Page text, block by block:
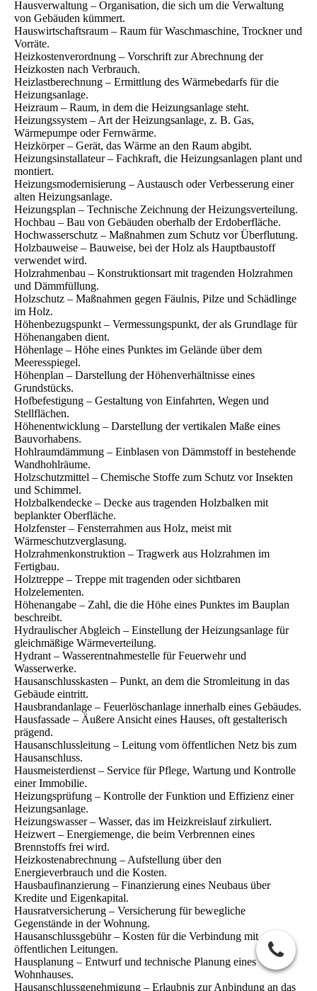
Hausverwaltung – Organisation, die sich um die Verwaltung
von Gebäuden kümmert.
Hauswirtschaftsraum – Raum für Waschmaschine, Trockner und
Vorräte.
Heizkostenverordnung – Vorschrift zur Abrechnung der
Heizkosten nach Verbrauch.
Heizlastberechnung – Ermittlung des Wärmebedarfs für die
Heizungsanlage.
Heizraum – Raum, in dem die Heizungsanlage steht.
Heizungssystem – Art der Heizungsanlage, z. B. Gas,
Wärmepumpe oder Fernwärme.
Heizkörper – Gerät, das Wärme an den Raum abgibt.
Heizungsinstallateur – Fachkraft, die Heizungsanlagen plant und
montiert.
Heizungsmodernisierung – Austausch oder Verbesserung einer
alten Heizungsanlage.
Heizungsplan – Technische Zeichnung der Heizungsverteilung.
Hochbau – Bau von Gebäuden oberhalb der Erdoberfläche.
Hochwasserschutz – Maßnahmen zum Schutz vor Überflutung.
Holzbauweise – Bauweise, bei der Holz als Hauptbaustoff
verwendet wird.
Holzrahmenbau – Konstruktionsart mit tragenden Holzrahmen
und Dämmfüllung.
Holzschutz – Maßnahmen gegen Fäulnis, Pilze und Schädlinge
im Holz.
Höhenbezugspunkt – Vermessungspunkt, der als Grundlage für
Höhenangaben dient.
Höhenlage – Höhe eines Punktes im Gelände über dem
Meeresspiegel.
Höhenplan – Darstellung der Höhenverhältnisse eines
Grundstücks.
Hofbefestigung – Gestaltung von Einfahrten, Wegen und
Stellflächen.
Höhenentwicklung – Darstellung der vertikalen Maße eines
Bauvorhabens.
Hohlraumdämmung – Einblasen von Dämmstoff in bestehende
Wandhohlräume.
Holzschutzmittel – Chemische Stoffe zum Schutz vor Insekten
und Schimmel.
Holzbalkendecke – Decke aus tragenden Holzbalken mit
beplankter Oberfläche.
Holzfenster – Fensterrahmen aus Holz, meist mit
Wärmeschutzverglasung.
Holzrahmenkonstruktion – Tragwerk aus Holzrahmen im
Fertigbau.
Holztreppe – Treppe mit tragenden oder sichtbaren
Holzelementen.
Höhenangabe – Zahl, die die Höhe eines Punktes im Bauplan
beschreibt.
Hydraulischer Abgleich – Einstellung der Heizungsanlage für
gleichmäßige Wärmeverteilung.
Hydrant – Wasserentnahmestelle für Feuerwehr und
Wasserwerke.
Hausanschlusskasten – Punkt, an dem die Stromleitung in das
Gebäude eintritt.
Hausbrandanlage – Feuerlöschanlage innerhalb eines Gebäudes.
Hausfassade – Äußere Ansicht eines Hauses, oft gestalterisch
prägend.
Hausanschlussleitung – Leitung vom öffentlichen Netz bis zum
Hausanschluss.
Hausmeisterdienst – Service für Pflege, Wartung und Kontrolle
einer Immobilie.
Heizungsprüfung – Kontrolle der Funktion und Effizienz einer
Heizungsanlage.
Heizungswasser – Wasser, das im Heizkreislauf zirkuliert.
Heizwert – Energiemenge, die beim Verbrennen eines
Brennstoffs frei wird.
Heizkostenabrechnung – Aufstellung über den
Energieverbrauch und die Kosten.
Hausbaufinanzierung – Finanzierung eines Neubaus über
Kredite und Eigenkapital.
Hausratversicherung – Versicherung für bewegliche
Gegenstände in der Wohnung.
Hausanschlussgebühr – Kosten für die Verbindung mit
öffentlichen Leitungen.
Hausplanung – Entwurf und technische Planung eines
Wohnhauses.
Hausanschlussgenehmigung – Erlaubnis zur Anbindung an das